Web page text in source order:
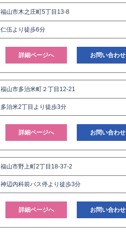
福山市木之庄町5丁目13-8
仁伍より徒歩6分
詳細ページへ
お問い合わせ
福山市多治米町２丁目12-21
多治米2丁目より徒歩3分
詳細ページへ
お問い合わせ
福山市野上町2丁目18-37-2
神辺内科前バス停より徒歩3分
詳細ページへ
お問い合わせ